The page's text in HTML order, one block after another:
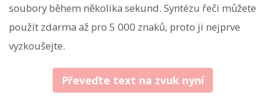
soubory během několika sekund. Syntézu řeči můžete
použít zdarma až pro 5 000 znaků, proto ji nejprve
vyzkoušejte.
Převeďte text na zvuk nyní